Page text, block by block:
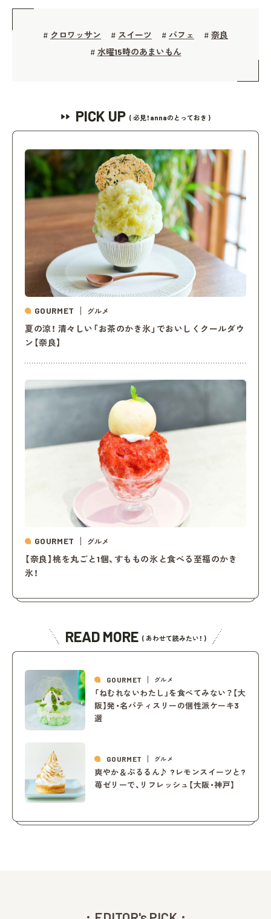
# クロワッサン # スイーツ # パフェ # 奈良
# 水曜15時のあまいもん
PICK UP ( 必見！annaのとっておき )
GOURMET グルメ
夏の涼！ 清々しい「お茶のかき氷」でおいしくクールダウ
ン【奈良】
GOURMET グルメ
【奈良】桃を丸ごと1個、すももの氷と食べる至福のかき
氷！
READ MORE ( あわせて読みたい！ )
GOURMET グルメ
「ねむれないわたし」を食べてみない？【大
阪】発・名パティスリーの個性派ケーキ3
選
GOURMET グルメ
爽やか＆ぷるるん♪ ?レモンスイーツと?
苺ゼリーで、リフレッシュ【大阪・神戸】